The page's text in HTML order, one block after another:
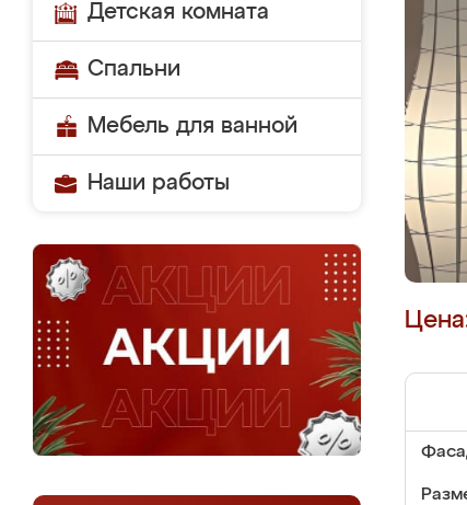
Детская комната
Спальни
Мебель для ванной
Наши работы